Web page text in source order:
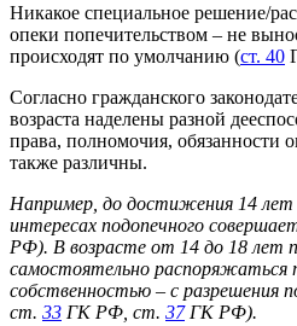
Никакое специальное решение/
опеки попечительством – не
происходят по умолчанию (ст. 40
Согласно гражданского
возраста наделены разной
права, полномочия, обязанности
также различны.
Например, до достижения 14 лет
интересах подопечного
РФ). В возрасте от 14 до 18
самостоятельно распоряжаться
собственностью – с разрешения
ст. 33 ГК РФ, ст. 37ГК РФ).